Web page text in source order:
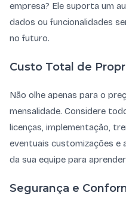
empresa? Ele suporta um
dados ou funcionalidades
no futuro.
Custo Total de
Não olhe apenas para o
mensalidade. Considere
licenças, implementação,
eventuais customizações
da sua equipe para
Segurança e